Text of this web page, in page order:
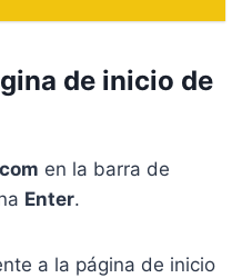
de inicio de
en la barra de
Enter.
a la página de inicio